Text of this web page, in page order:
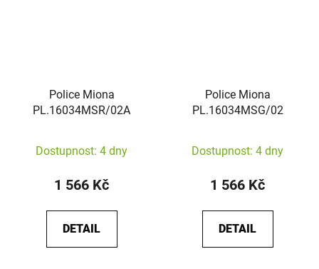
Police Miona
PL.16034MSR/02A
Dostupnost: 4 dny
1 566 Kč
DETAIL
Police Miona
PL.16034MSG/02
Dostupnost: 4 dny
1 566 Kč
DETAIL